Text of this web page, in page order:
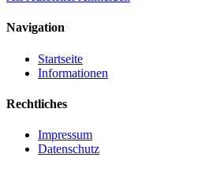
Navigation
Startseite
Informationen
Rechtliches
Impressum
Datenschutz